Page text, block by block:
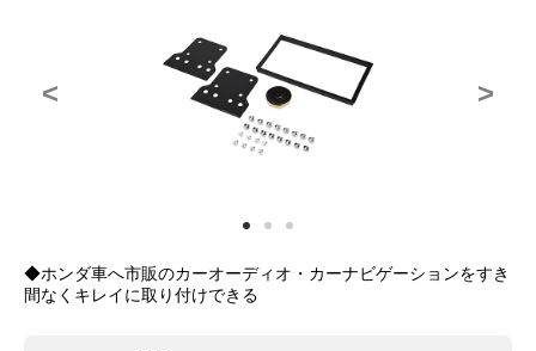
< >
◆ホンダ車へ市販のカーオーディオ・カーナビゲーションをすき
間なくキレイに取り付けできる